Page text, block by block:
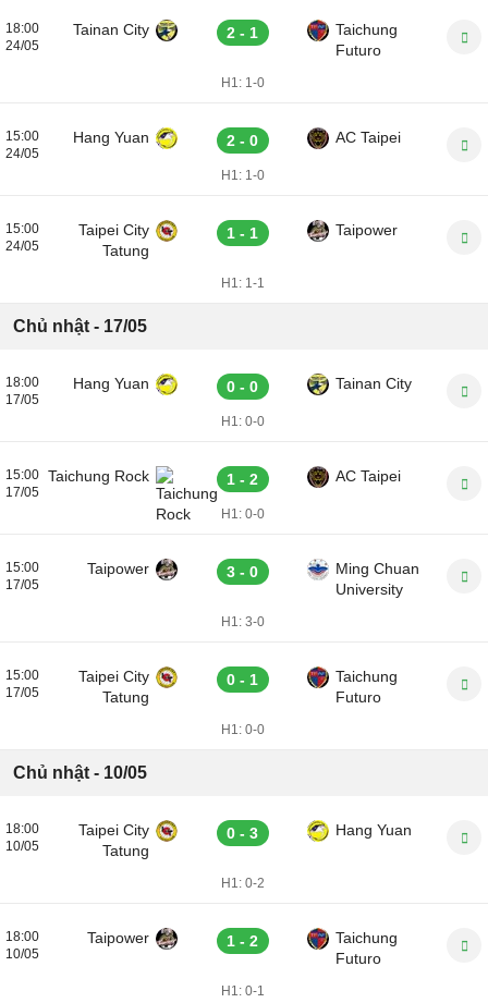
18:00
24/05
Tainan City 2 - 1
Taichung
Futuro
H1: 1-0
15:00
24/05
Hang Yuan 2 - 0 AC Taipei
H1: 1-0
15:00
24/05
Taipei City
Tatung
1 - 1 Taipower
H1: 1-1
Chủ nhật - 17/05
18:00
17/05
Hang Yuan 0 - 0 Tainan City
H1: 0-0
15:00
17/05
Taichung Rock 1 - 2 AC Taipei
H1: 0-0
15:00
17/05
Taipower 3 - 0
Ming Chuan
University
H1: 3-0
15:00
17/05
Taipei City
Tatung
0 - 1
Taichung
Futuro
H1: 0-0
Chủ nhật - 10/05
18:00
10/05
Taipei City
Tatung
0 - 3 Hang Yuan
H1: 0-2
18:00
10/05
Taipower 1 - 2
Taichung
Futuro
H1: 0-1